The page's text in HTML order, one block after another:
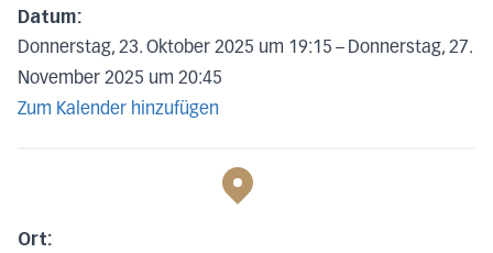
Datum:
Donnerstag, 23. Oktober 2025 um 19:15 – Donnerstag, 27.
November 2025 um 20:45
Zum Kalender hinzufügen
Ort: